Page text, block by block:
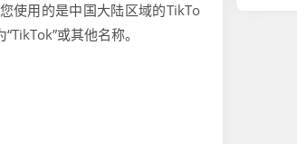
使用的是中国大陆区域的TikTo
或其他名称。